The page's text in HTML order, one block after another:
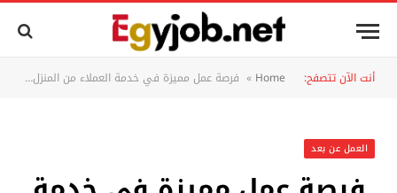
أنت الآن تتصفح: Home
» فرصة عمل مميزة في خدمة العملاء من المنزل – لشركة VOIS مصر بالتعاون مع فودافون UK
العمل عن بعد